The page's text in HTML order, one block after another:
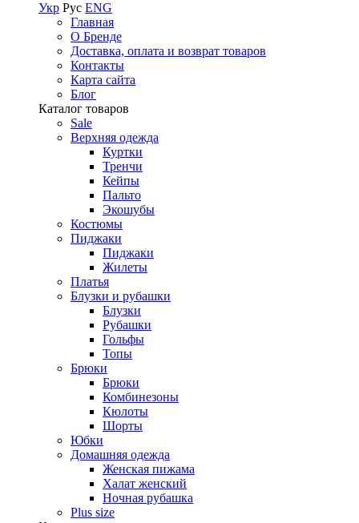
Укр Рус ENG
Главная
О Бренде
Доставка, оплата и возврат товаров
Контакты
Карта сайта
Блог
Каталог товаров
Sale
Верхняя одежда
Куртки
Тренчи
Кейпы
Пальто
Экошубы
Костюмы
Пиджаки
Пиджаки
Жилеты
Платья
Блузки и рубашки
Блузки
Рубашки
Гольфы
Топы
Брюки
Брюки
Комбинезоны
Кюлоты
Шорты
Юбки
Домашняя одежда
Женская пижама
Халат женский
Ночная рубашка
Plus size